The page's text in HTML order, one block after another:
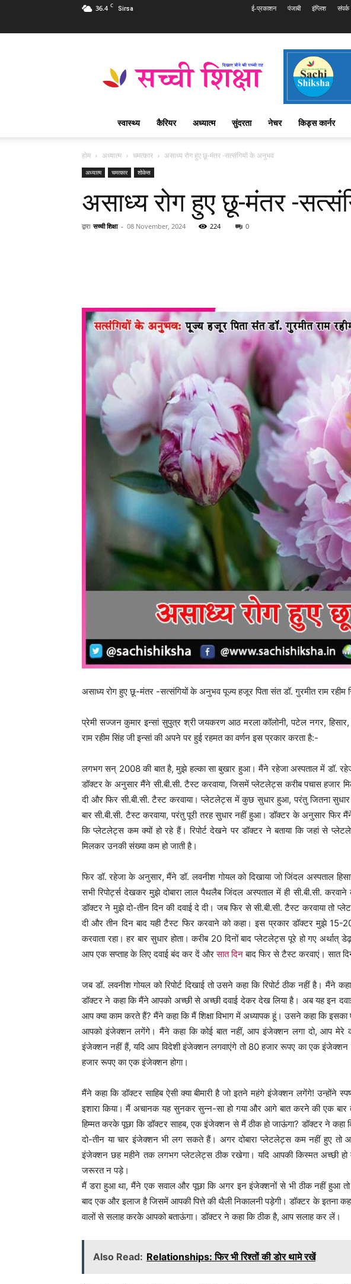
36.4 C Sirsa ई-प्रकाशन पंजाबी इंग्लिश
Shiksha
शिक्षा
पत्रिका
स्वास्थ्य कैरियर अध्यात्म सुंदरता नेचर किड्स कार्नर
होम अध्यात्म चमत्कार असाध्य रोग हुए छू-मंतर -सत्संगियों के अनुभव
अध्यात्म चमत्कार शोकेस
असाध्य रोग हुए छू-मंतर -
द्वारा सच्ची शिक्षा - 08 November, 2024 224 0
असाध्य रोग हुए छू-मंतर -सत्संगियों के अनुभव पूज्य हजूर पिता संत डॉ. गुरमीत राम रहीम
प्रेमी सज्जन कुमार इन्सां सुपुत्र श्री जयकरण आठ मरला कॉलोनी, पटेल नगर, हिसार,
राम रहीम सिंह जी इन्सां की अपने पर हुई रहमत का वर्णन इस प्रकार करता है:-
लगभग सन् 2008 की बात है, मुझे हल्का सा बुखार हुआ। मैंने रहेजा अस्पताल में डॉ.
डॉक्टर के अनुसार मैंने सी.बी.सी. टैस्ट करवाया, जिसमें प्लेटलेट्स करीब पचास हजार
दी और फिर सी.बी.सी. टैस्ट करवाया। प्लेटलेट्स में कुछ सुधार हुआ, परंतु जितना
बार सी.बी.सी. टैस्ट करवाया, परंतु पूरी तरह सुधार नहीं हुआ। डॉक्टर के अनुसार फिर
कि प्लेटलेट्स कम क्यों हो रहे हैं। रिपोर्ट देखने पर डॉक्टर ने बताया कि जहां से
मिलकर उनकी संख्या कम हो जाती है।
फिर डॉ. रहेजा के अनुसार, मैंने डॉ. लवनीश गोयल को दिखाया जो जिंदल अस्पताल
सभी रिपोर्ट्स देखकर मुझे दोबारा लाल पैथलैब जिंदल अस्पताल में ही सी.बी.सी.
डॉक्टर ने मुझे दो-तीन दिन की दवाई दे दी। जब फिर से सी.बी.सी. टैस्ट करवाया तो
दी और तीन दिन बाद यही टैस्ट फिर करवाने को कहा। इस प्रकार डॉक्टर मुझे 15-
करवाता रहा। हर बार सुधार होता। करीब 20 दिनों बाद प्लेटलेट्स पूरे हो गए
आप एक सप्ताह के लिए दवाई बंद कर दें औरसात दिनबाद फिर से टैस्ट करवाएं। सात
जब डॉ. लवनीश गोयल को रिपोर्ट दिखाई तो उसने कहा कि रिपोर्ट ठीक नहीं है। मैंने
डॉक्टर ने कहा कि मैंने आपको अच्छी से अच्छी दवाई देकर देख लिया है। अब यह इन
आप क्या काम करते हैं? मैंने कहा कि मैं शिक्षा विभाग में अध्यापक हूं। उसने कहा कि
आपको इंजेक्शन लगेंगे। मैंने कहा कि कोई बात नहीं, आप इंजेक्शन लगा दो, आप मेरे
इंजेक्शन नहीं हैं, यदि आप विदेशी इंजेक्शन लगवाएंगे तो 80 हजार रूपए का एक इंजेक्शन
हजार रूपए का एक इंजेक्शन होगा।
मैंने कहा कि डॉक्टर साहिब ऐसी क्या बीमारी है जो इतने महंगे इंजेक्शन लगेंगे! उन्होंने
इशारा किया। मैं अचानक यह सुनकर सुन्न-सा हो गया और आगे बात करने की एक बार
हिम्मत करके पूछा कि डॉक्टर साहब, एक इंजेक्शन से मैं ठीक हो जाऊंगा? डॉक्टर ने
दो-तीन या चार इंजेक्शन भी लग सकते हैं। अगर दोबारा प्लेटलेट्स कम नहीं हुए
इंजेक्शन छह महीने तक लगभग प्लेटलेट्स ठीक रखेगा। यदि आपकी किस्मत अच्छी
जरूरत न पड़े।
मैं डरा हुआ था, मैंने एक सवाल और पूछा कि अगर इन इंजेक्शनों से भी ठीक नहीं हुआ तो
बाद एक और इलाज है जिसमें आपकी पित्ते की थैली निकालनी पड़ेगी। डॉक्टर के इतना
वालों से सलाह करके आपको बताऊंगा। डॉक्टर ने कहा कि ठीक है, आप सलाह कर लें।
Also Read: Relationships: फिर भी रिश्तों की डोर थामे रखें